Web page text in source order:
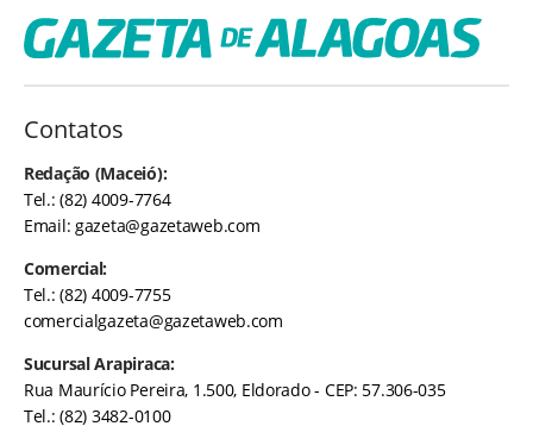
Contatos
Redação (Maceió):
Tel.: (82) 4009-7764
Email:gazeta@gazetaweb.com
Comercial:
Tel.: (82) 4009-7755
comercialgazeta@gazetaweb.com
Sucursal Arapiraca:
Rua Maurício Pereira, 1.500, Eldorado - CEP: 57.306-035
Tel.: (82) 3482-0100